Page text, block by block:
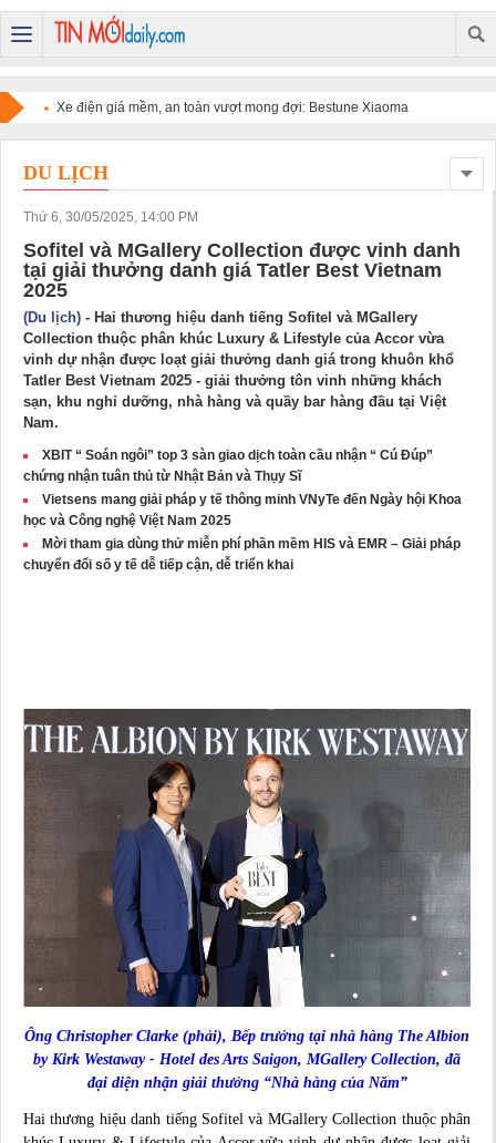
Xe điện giá mềm, an toàn vượt mong đợi: Bestune Xiaoma
chinh phục người dùng
DU LỊCH
Thứ 6, 30/05/2025, 14:00 PM
Sofitel và MGallery Collection được vinh danh
tại giải thưởng danh giá Tatler Best Vietnam
2025
(Du lịch) - Hai thương hiệu danh tiếng Sofitel và MGallery
Collection thuộc phân khúc Luxury & Lifestyle của Accor vừa
vinh dự nhận được loạt giải thưởng danh giá trong khuôn khổ
Tatler Best Vietnam 2025 - giải thưởng tôn vinh những khách
sạn, khu nghỉ dưỡng, nhà hàng và quầy bar hàng đầu tại Việt
Nam.
XBIT “ Soán ngôi” top 3 sàn giao dịch toàn cầu nhận “ Cú Đúp”
chứng nhận tuân thủ từ Nhật Bản và Thụy Sĩ
Vietsens mang giải pháp y tế thông minh VNyTe đến Ngày hội Khoa
học và Công nghệ Việt Nam 2025
Mời tham gia dùng thử miễn phí phần mềm HIS và EMR – Giải pháp
chuyển đổi số y tế dễ tiếp cận, dễ triển khai
Ông Christopher Clarke (phải), Bếp trưởng tại nhà hàng The Albion
by Kirk Westaway - Hotel des Arts Saigon, MGallery Collection, đã
đại diện nhận giải thưởng “Nhà hàng của Năm”
­Hai thương hiệu danh tiếng Sofitel và MGallery Collection thuộc phân